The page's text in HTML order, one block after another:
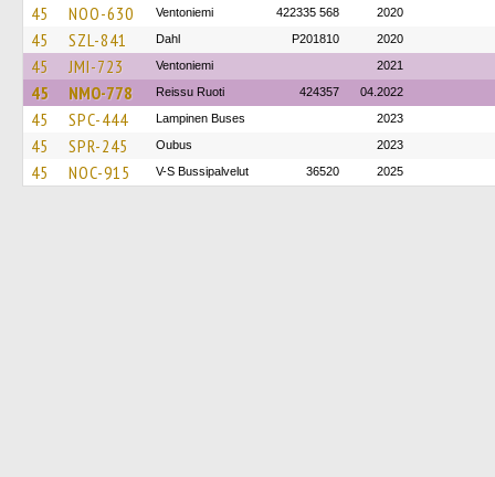
45 NOO-630 Ventoniemi 422335 568 2020
45 SZL-841 Dahl P201810 2020
45 JMI-723 Ventoniemi 2021
45 NMO-778 Reissu Ruoti 424357 04.2022
45 SPC-444 Lampinen Buses 2023
45 SPR-245 Oubus 2023
45 NOC-915 V-S Bussipalvelut 36520 2025